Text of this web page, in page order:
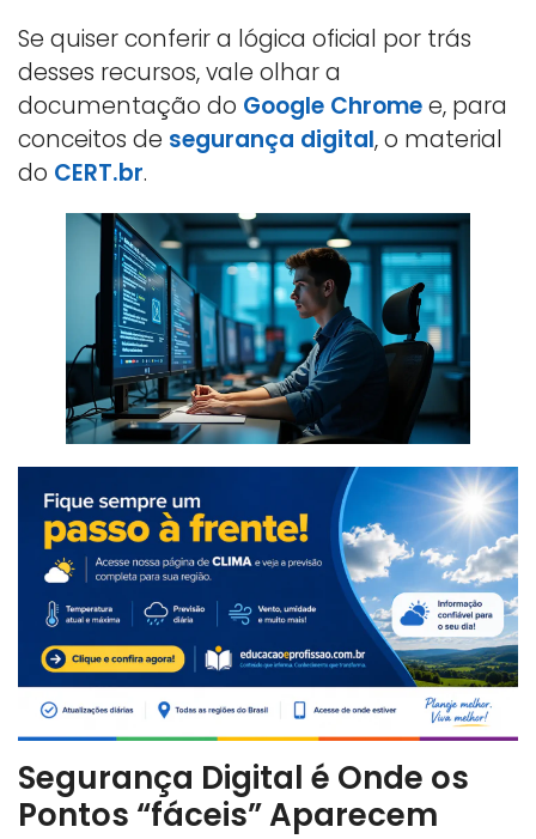
Se quiser conferir a lógica oficial por trás
desses recursos, vale olhar a
documentação do Google Chromee, para
conceitos de segurança digital, o material
do CERT.br.
Segurança Digital é Onde os
Pontos “fáceis” Aparecem